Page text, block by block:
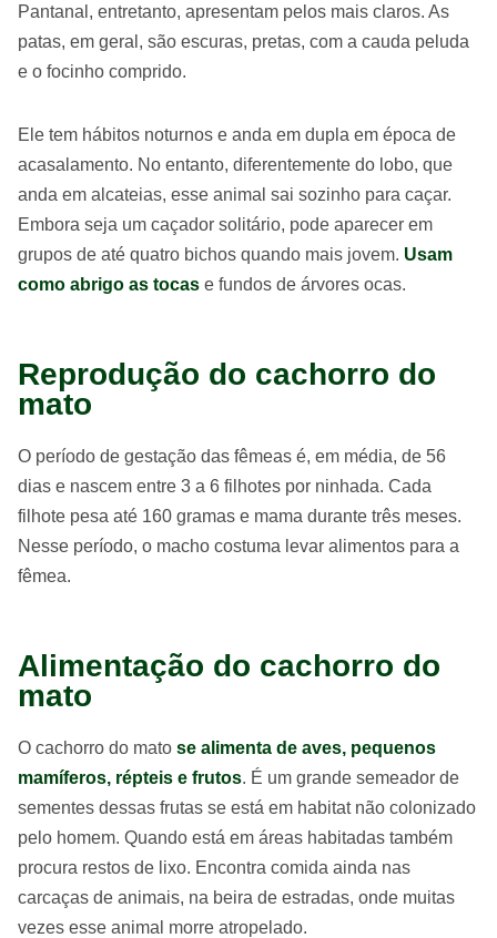
Pantanal, entretanto, apresentam pelos mais claros. As
patas, em geral, são escuras, pretas, com a cauda peluda
e o focinho comprido.
Ele tem hábitos noturnos e anda em dupla em época de
acasalamento. No entanto, diferentemente do lobo, que
anda em alcateias, esse animal sai sozinho para caçar.
Embora seja um caçador solitário, pode aparecer em
grupos de até quatro bichos quando mais jovem. Usam
como abrigo as tocas e fundos de árvores ocas.
Reprodução do cachorro do
mato
O período de gestação das fêmeas é, em média, de 56
dias e nascem entre 3 a 6 filhotes por ninhada. Cada
filhote pesa até 160 gramas e mama durante três meses.
Nesse período, o macho costuma levar alimentos para a
fêmea.
Alimentação do cachorro do
mato
O cachorro do mato se alimenta de aves, pequenos
mamíferos, répteis e frutos. É um grande semeador de
sementes dessas frutas se está em habitat não colonizado
pelo homem. Quando está em áreas habitadas também
procura restos de lixo. Encontra comida ainda nas
carcaças de animais, na beira de estradas, onde muitas
vezes esse animal morre atropelado.